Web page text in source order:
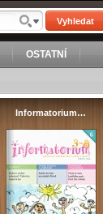
Vyhledat
OSTATNÍ
Informatorium…